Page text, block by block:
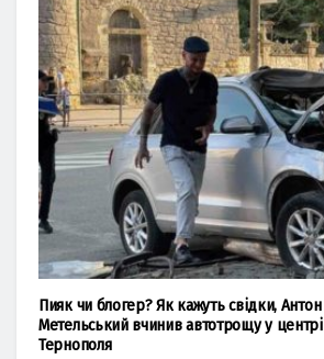
Пияк чи блогер? Як кажуть свідки, Антон
Метельський вчинив автотрощу у центрі
Тернополя